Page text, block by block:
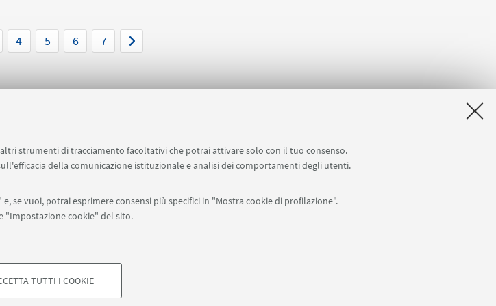
strumenti di tracciamento facoltativi che potrai attivare solo con il tuo consenso.
della comunicazione istituzionale e analisi dei comportamenti degli utenti.
se vuoi, potrai esprimere consensi più specifici in "Mostra cookie di profilazione".
"Impostazione cookie" del sito.
COOKIE TECNICI - NECESSARI
TUTTI I COOKIE
presso il CNAF di Bologna dal titolo
"Progettazione, sviluppo e
acquisizione dati "triggerless" per
4 5 6 7
Carta dei Servizi
UNIBO SU:
- PI: 01131710376 - CF: 80007010376